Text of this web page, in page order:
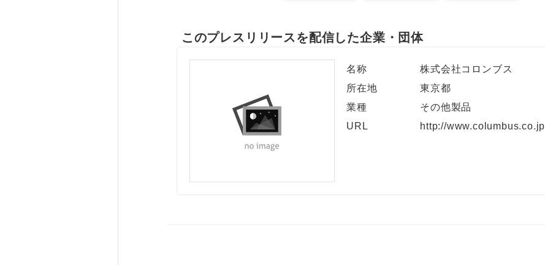
このプレスリリースを配信した企業・団体
名称
株式会社コロンブス
所在地
東京都
業種
その他製品
URL
http://www.columbus.co.jp